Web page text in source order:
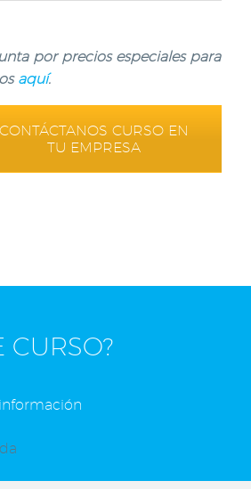
por precios especiales para
aquí.
CONTÁCTANOS CURSO EN
TU EMPRESA
CURSO?